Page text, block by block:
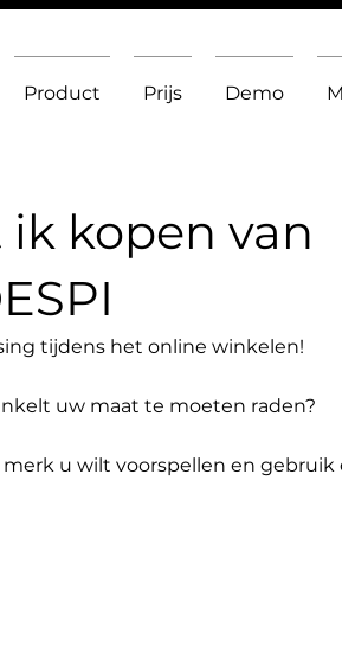
Product Prijs Demo
kopen van
tijdens het online winkelen!
uw maat te moeten raden?
u wilt voorspellen en gebruik